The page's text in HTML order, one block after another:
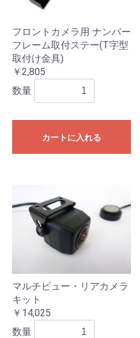
フロントカメラ用 ナンバー
フレーム取付ステー(T字型
取付け金具)
￥2,805
数量
カートに入れる
マルチビュー・リアカメラ
キット
￥14,025
数量